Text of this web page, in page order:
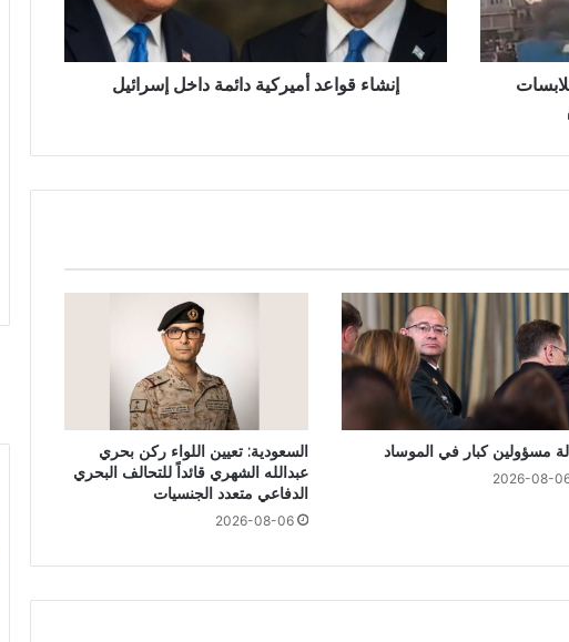
إنشاء قواعد أميركية دائمة داخل إسرائيل
مسؤولين كبار في الموساد
2026-08-
السعودية: تعيين اللواء ركن بحري
عبدالله الشهري قائداً للتحالف البحري
الدفاعي متعدد الجنسيات
2026-08-06